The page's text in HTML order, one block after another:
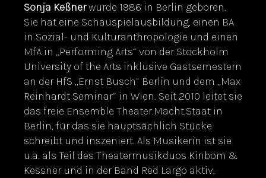
Sonja Keßnerwurde 1986 in Berlin geboren.
Sie hat eine Schauspielausbildung, einen BA
in Sozial- und Kulturanthropologie und einen
MfA in „Performing Arts“ von der Stockholm
University of the Arts inklusive Gastsemestern
an der HfS „Ernst Busch“ Berlin und dem „Max
Reinhardt Seminar“ in Wien. Seit 2010 leitet sie
das freie Ensemble Theater.Macht.Staat in
Berlin, für das sie hauptsächlich Stücke
schreibt und inszeniert. Als Musikerin ist sie
u.a. als Teil des Theatermusikduos Kinbom &
Kessner und in der Band Red Largo aktiv,